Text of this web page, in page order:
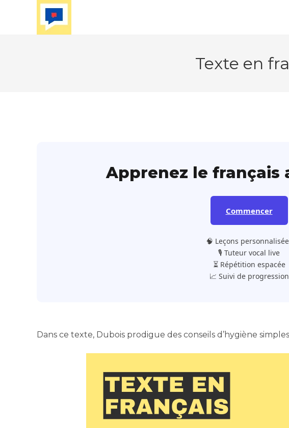
Texte en
Apprenez le français
Commencer
🧠 Leçons
🎙️ Tuteur vocal live
⏳ Répétition espacée
📈 Suivi de progression
Dans ce texte, Dubois prodigue des conseils d’hygiène